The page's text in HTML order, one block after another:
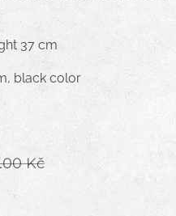
37 cm
black color
Kč